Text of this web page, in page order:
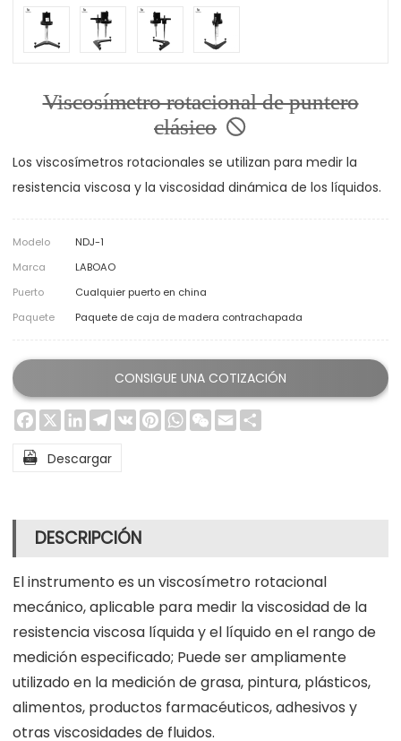
Viscosímetro rotacional de puntero
clásico
Los viscosímetros rotacionales se utilizan para medir la
resistencia viscosa y la viscosidad dinámica de los líquidos.
Modelo
NDJ-1
Marca
LABOAO
Puerto
Cualquier puerto en china
Paquete
Paquete de caja de madera contrachapada
CONSIGUE UNA COTIZACIÓN
Facebook
X LinkedInTelegram
VK PinterestWhatsApp
WeChat
Email
 Descargar
DESCRIPCIÓN
El instrumento es un viscosímetro rotacional
mecánico, aplicable para medir la viscosidad de la
resistencia viscosa líquida y el líquido en el rango de
medición especificado; Puede ser ampliamente
utilizado en la medición de grasa, pintura, plásticos,
alimentos, productos farmacéuticos, adhesivos y
otras viscosidades de fluidos.